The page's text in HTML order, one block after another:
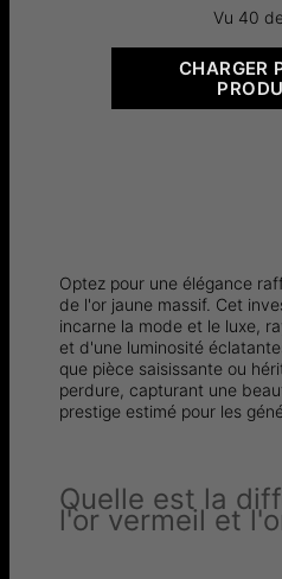
Vu 40
CHARGER
Optez pour une élégance
de l'or jaune massif. Cet
incarne la mode et le luxe,
et d'une luminosité
que pièce saisissante ou
perdure, capturant une
prestige estimé pour les
Quelle est la
l'or vermeil et